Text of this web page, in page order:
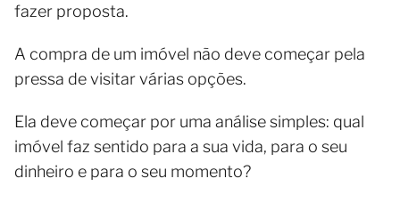
fazer proposta.
A compra de um imóvel não deve começar pela
pressa de visitar várias opções.
Ela deve começar por uma análise simples: qual
imóvel faz sentido para a sua vida, para o seu
dinheiro e para o seu momento?